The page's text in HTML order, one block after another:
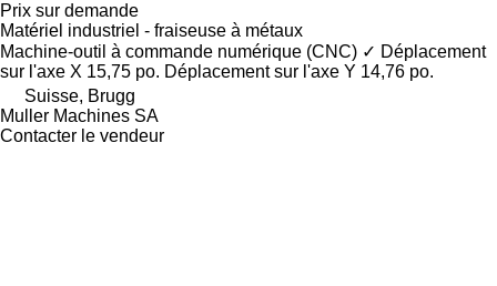
Prix sur demande
Matériel industriel - fraiseuse à métaux
Machine-outil à commande numérique (CNC) ✓ Déplacement
sur l'axe X 15,75 po. Déplacement sur l'axe Y 14,76 po.
Suisse, Brugg
Muller Machines SA
Contacter le vendeur